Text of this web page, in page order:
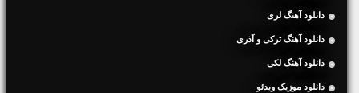
دانلود آهنگ لری
دانلود آهنگ ترکی و آذری
دانلود آهنگ لکی
دانلود موزیک ویدئو